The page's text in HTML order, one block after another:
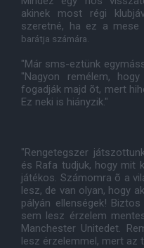
akinek most régi
szeretné, ha ez a mese
barátja számára.
"Már sms-eztünk
"Nagyon remélem,
fogadják majd õt, mert
Ez neki is hiányzik."
"Rengetegszer
és Rafa tudjuk, hogy mit
játékos. Számomra õ a
lesz, de van olyan, hogy
pályán ellenségek!
sem lesz érzelem
Manchester Unitedet.
lesz érzelemmel, mert az